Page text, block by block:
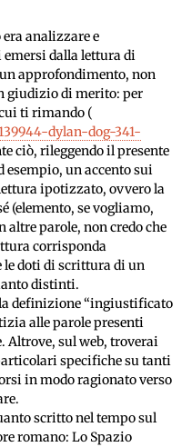
analizzare e
dalla lettura di
approfondimento, non
giudizio di merito: per
cui ti rimando (
dylan-dog-341-
ciò, rileggendo il presente
esempio, un accento sui
ipotizzato, ovvero la
(elemento, se vogliamo,
parole, non credo che
corrisponda
le doti di scrittura di un
distinti.
definizione “ingiustificato
alle parole presenti
Altrove, sul web, troverai
specifiche su tanti
in modo ragionato verso
scritto nel tempo sul
romano: Lo Spazio